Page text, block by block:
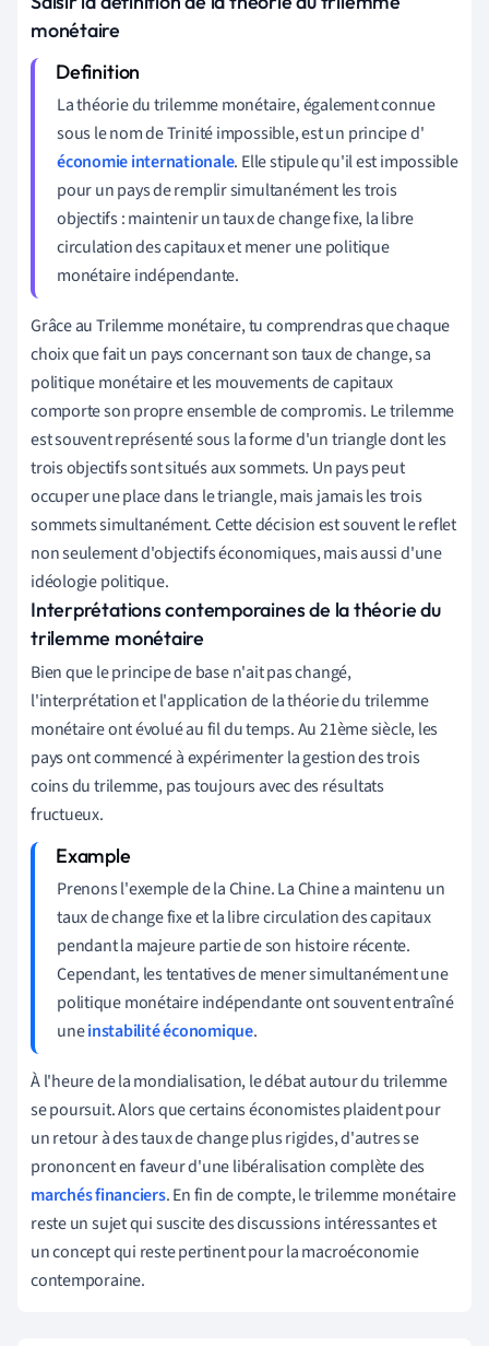
monétaire
La théorie du trilemme monétaire, également connue
sous le nom de Trinité impossible, est un principe d'
économie internationale. Elle stipule qu'il est impossible
pour un pays de remplir simultanément les trois
objectifs : maintenir un taux de change fixe, la libre
circulation des capitaux et mener une politique
monétaire indépendante.
Grâce au Trilemme monétaire, tu comprendras que chaque
choix que fait un pays concernant son taux de change, sa
politique monétaire et les mouvements de capitaux
comporte son propre ensemble de compromis. Le trilemme
est souvent représenté sous la forme d'un triangle dont les
trois objectifs sont situés aux sommets. Un pays peut
occuper une place dans le triangle, mais jamais les trois
sommets simultanément. Cette décision est souvent le reflet
non seulement d'objectifs économiques, mais aussi d'une
idéologie politique.
Interprétations contemporaines de la théorie du
trilemme monétaire
Bien que le principe de base n'ait pas changé,
l'interprétation et l'application de la théorie du trilemme
monétaire ont évolué au fil du temps. Au 21ème siècle, les
pays ont commencé à expérimenter la gestion des trois
coins du trilemme, pas toujours avec des résultats
fructueux.
Prenons l'exemple de la Chine. La Chine a maintenu un
taux de change fixe et la libre circulation des capitaux
pendant la majeure partie de son histoire récente.
Cependant, les tentatives de mener simultanément une
politique monétaire indépendante ont souvent entraîné
uneinstabilité économique.
À l'heure de la mondialisation, le débat autour du trilemme
se poursuit. Alors que certains économistes plaident pour
un retour à des taux de change plus rigides, d'autres se
prononcent en faveur d'une libéralisation complète des
marchés financiers. En fin de compte, le trilemme monétaire
reste un sujet qui suscite des discussions intéressantes et
un concept qui reste pertinent pour la macroéconomie
contemporaine.